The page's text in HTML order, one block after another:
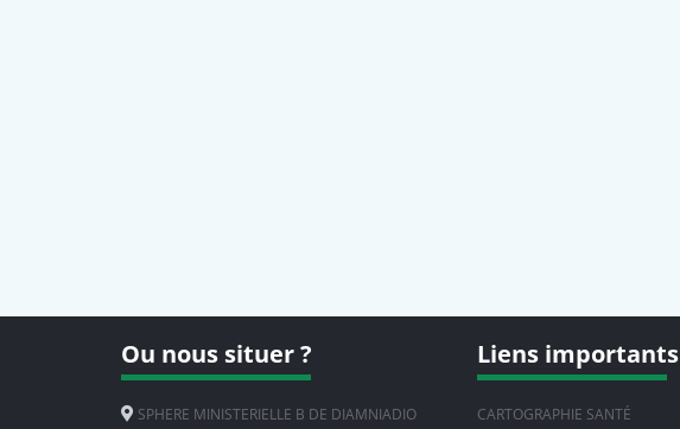
Ou nous situer ?
SPHERE MINISTERIELLE B DE DIAMNIADIO
Liens importants
CARTOGRAPHIE SANTÉ